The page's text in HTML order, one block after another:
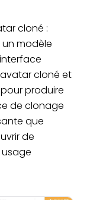
cloné :
modèle
cloné et
produire
de clonage
que
de